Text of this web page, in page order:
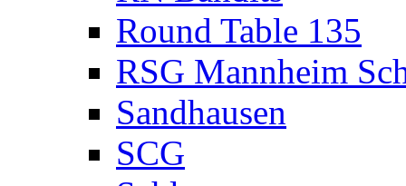
Round Table 135
RSG Mannheim
Sandhausen
SCG